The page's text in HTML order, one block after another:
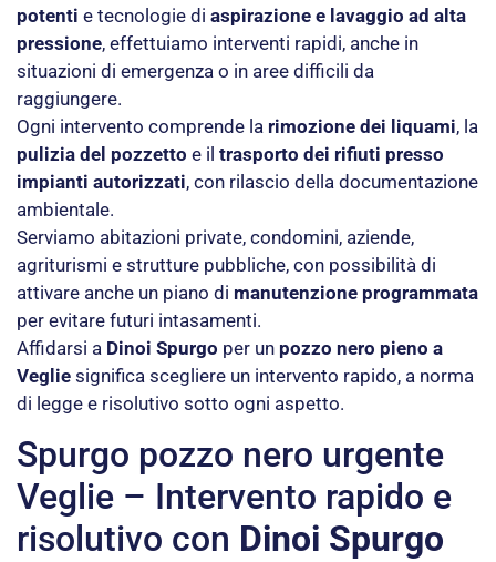
potenti e tecnologie di aspirazione e lavaggio ad alta
pressione, effettuiamo interventi rapidi, anche in
situazioni di emergenza o in aree difficili da
raggiungere.
Ogni intervento comprende la rimozione dei liquami, la
pulizia del pozzetto e il trasporto dei rifiuti presso
impianti autorizzati, con rilascio della documentazione
ambientale.
Serviamo abitazioni private, condomini, aziende,
agriturismi e strutture pubbliche, con possibilità di
attivare anche un piano di manutenzione programmata
per evitare futuri intasamenti.
Affidarsi a Dinoi Spurgo per un pozzo nero pieno a
Veglie significa scegliere un intervento rapido, a norma
di legge e risolutivo sotto ogni aspetto.
Spurgo pozzo nero urgente
Veglie – Intervento rapido e
risolutivo con Dinoi Spurgo